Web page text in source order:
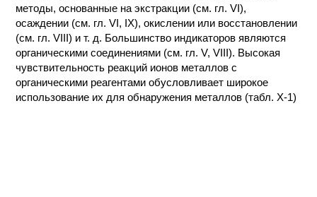
методы, основанные на экстракции (см. гл. VI),
осаждении (см. гл. VI, IX), окислении или восстановлении
(см. гл. VIII) и т. д. Большинство индикаторов являются
органическими соединениями (см. гл. V, VIII). Высокая
чувствительность реакций ионов металлов с
органическими реагентами обусловливает широкое
использование их для обнаружения металлов (табл. Х-1)